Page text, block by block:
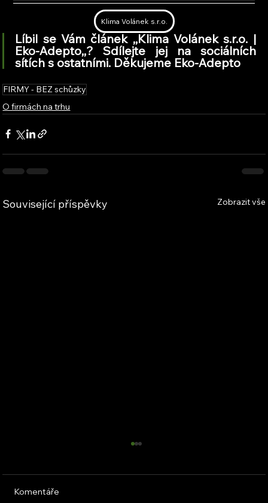
Klima Volánek s.r.o.
Líbil se Vám článek ,,Klima Volánek s.r.o. |
Eko-Adepto,,? Sdílejte jej na sociálních
sítích s ostatními. Děkujeme Eko-Adepto
FIRMY - BEZ schůzky
O firmách na trhu
Související příspěvky Zobrazit vše
Komentáře